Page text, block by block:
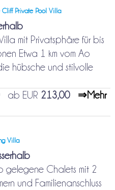
Cliff Private Pool Villa
mit Privatsphäre für bis
Etwa 1 km vom Ao
hübsche und stilvolle
ab EUR 213,00
⇒Mehr
Villa
gelegene Chalets mit 2
und Familienanschluss